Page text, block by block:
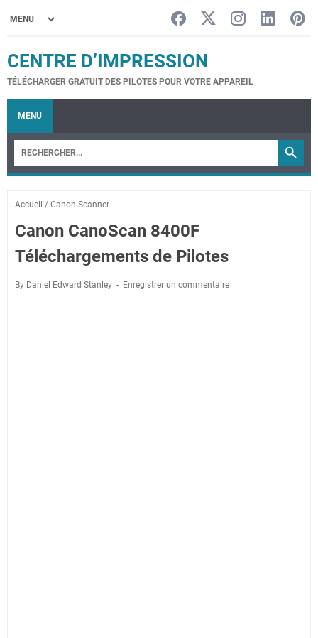
CENTRE D’IMPRESSION
TÉLÉCHARGER GRATUIT DES PILOTES POUR VOTRE APPAREIL
MENU
Accueil / Canon Scanner
Canon CanoScan 8400F
Téléchargements de Pilotes
By Daniel Edward Stanley Enregistrer un commentaire